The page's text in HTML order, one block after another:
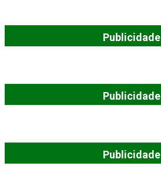
Publicidade
Publicidade
Publicidade